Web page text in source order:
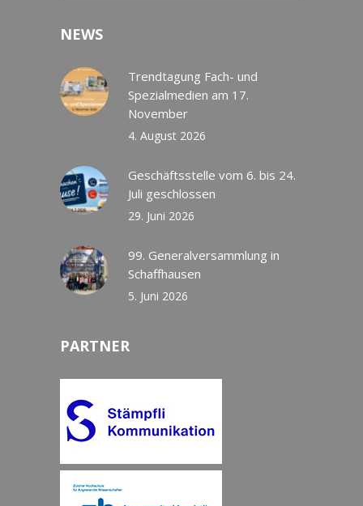
NEWS
Trendtagung Fach- und
Spezialmedien am 17.
November
4. August 2026
Geschäftsstelle vom 6. bis 24.
Juli geschlossen
29. Juni 2026
99. Generalversammlung in
Schaffhausen
5. Juni 2026
PARTNER